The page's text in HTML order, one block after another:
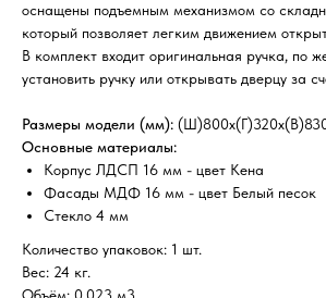
оснащены подъемным механизмом со
который позволяет легким движением
В комплект входит оригинальная ручка, по
установить ручку или открывать дверцу за
Размеры модели (мм):
Основные материалы:
Корпус ЛДСП 16 мм - цвет Кена
Фасады МДФ 16 мм - цвет Белый песок
Стекло 4 мм
Количество упаковок: 1 шт.
Вес: 24 кг.